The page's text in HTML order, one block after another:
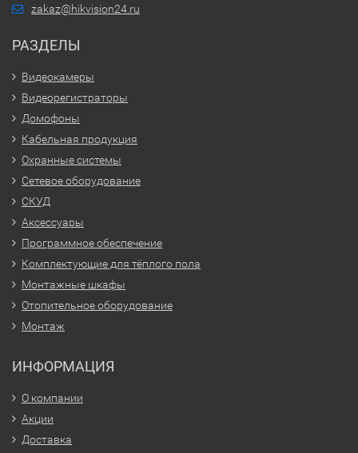
zakaz@hikvision24.ru
РАЗДЕЛЫ
Видеокамеры
Видеорегистраторы
Домофоны
Кабельная продукция
Охранные системы
Сетевое оборудование
СКУД
Аксессуары
Программное обеспечение
Комплектующие для тёплого пола
Монтажные шкафы
Отопительное оборудование
Монтаж
ИНФОРМАЦИЯ
О компании
Акции
Доставка